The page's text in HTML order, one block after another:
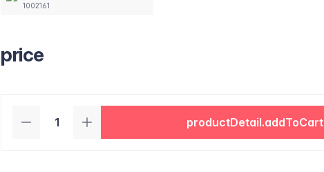
1002161
price
productDetail.addToCart